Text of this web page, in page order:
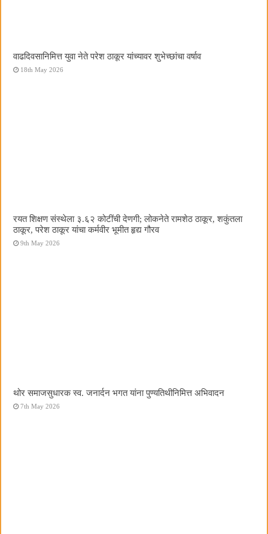
वाढदिवसानिमित्त युवा नेते परेश ठाकूर यांच्यावर शुभेच्छांचा वर्षाव
18th May 2026
रयत शिक्षण संस्थेला ३.६२ कोटींची देणगी; लोकनेते रामशेठ ठाकूर, शकुंतला
ठाकूर, परेश ठाकूर यांचा कर्मवीर भूमीत हृद्य गौरव
9th May 2026
थोर समाजसुधारक स्व. जनार्दन भगत यांना पुण्यतिथीनिमित्त अभिवादन
7th May 2026